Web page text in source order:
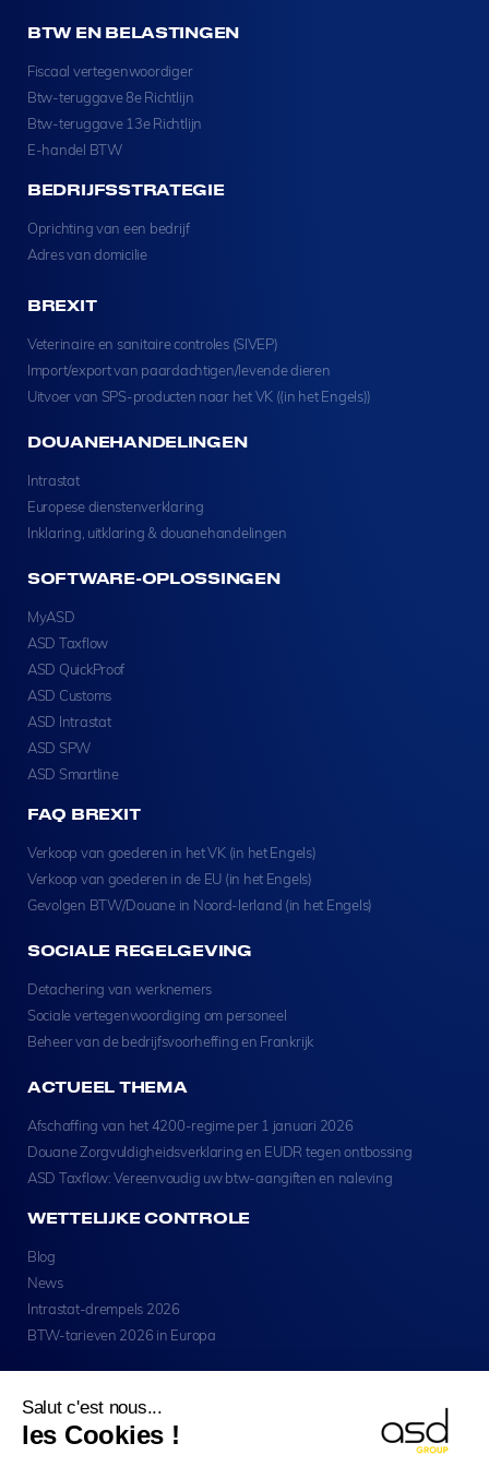
Salut c'est nous...
les Cookies !
BTW EN BELASTINGEN
Fiscaal vertegenwoordiger
Btw-teruggave 8e Richtlijn
Btw-teruggave 13e Richtlijn
E-handel BTW
BEDRIJFSSTRATEGIE
Oprichting van een bedrijf
Adres van domicilie
BREXIT
Veterinaire en sanitaire controles (SIVEP)
Import/export van paardachtigen/levende dieren
Uitvoer van SPS-producten naar het VK ((in het Engels))
DOUANEHANDELINGEN
Intrastat
Europese dienstenverklaring
Inklaring, uitklaring & douanehandelingen
SOFTWARE-OPLOSSINGEN
MyASD
ASD Taxflow
ASD QuickProof
ASD Customs
ASD Intrastat
ASD SPW
ASD Smartline
FAQ BREXIT
Verkoop van goederen in het VK (in het Engels)
Verkoop van goederen in de EU (in het Engels)
Gevolgen BTW/Douane in Noord-Ierland (in het Engels)
SOCIALE REGELGEVING
Detachering van werknemers
Sociale vertegenwoordiging om personeel
Beheer van de bedrijfsvoorheffing en Frankrijk
ACTUEEL THEMA
Afschaffing van het 4200-regime per 1 januari 2026
Douane Zorgvuldigheidsverklaring en EUDR tegen ontbossing
ASD Taxflow: Vereenvoudig uw btw-aangiften en naleving
WETTELIJKE CONTROLE
Blog
News
Intrastat-drempels 2026
BTW-tarieven 2026 in Europa